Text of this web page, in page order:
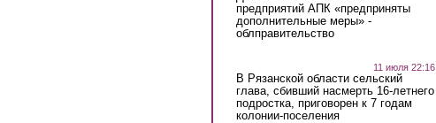
предприятий АПК «предприняты
дополнительные меры» -
облправительство
11 июля 22:16
В Рязанской области сельский
глава, сбивший насмерть 16-летнего
подростка, приговорен к 7 годам
колонии-поселения